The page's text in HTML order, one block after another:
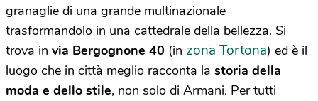
granaglie di una grande multinazionale
trasformandolo in una cattedrale della bellezza. Si
trova in via Bergognone 40 (in zona Tortona) ed è il
luogo che in città meglio racconta la storia della
moda e dello stile, non solo di Armani. Per tutti